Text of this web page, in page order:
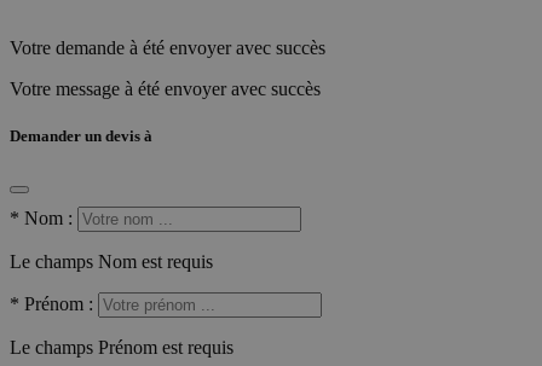
Votre demande à été envoyer avec succès
Votre message à été envoyer avec succès
Demander un devis à
* Nom :
Le champs Nom est requis
* Prénom :
Le champs Prénom est requis